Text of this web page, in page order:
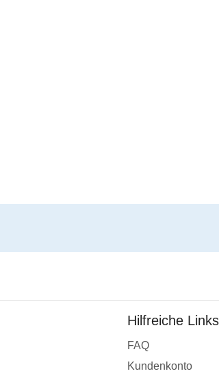
Hilfreiche Links
FAQ
Kundenkonto